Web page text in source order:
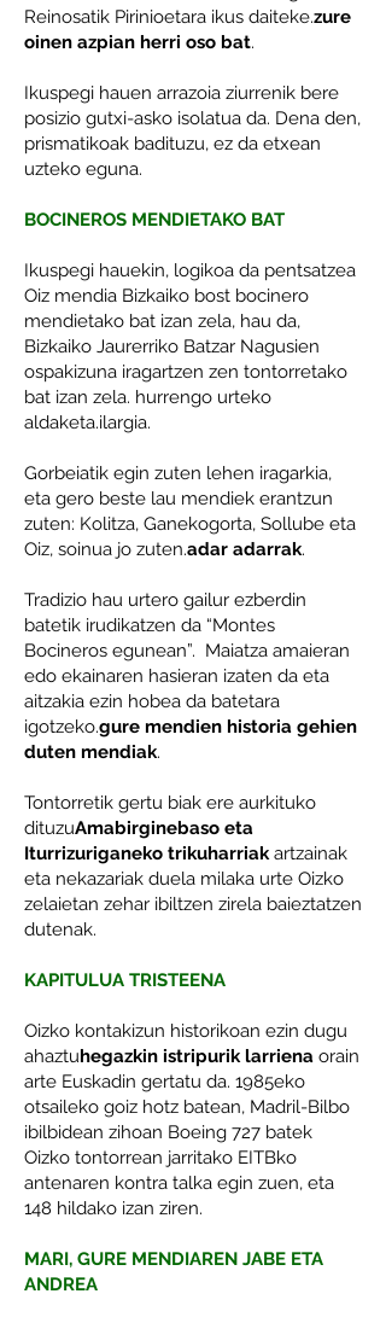
Reinosatik Pirinioetara ikus daiteke.zure
oinen azpian herri oso bat.
Ikuspegi hauen arrazoia ziurrenik bere
posizio gutxi-asko isolatua da. Dena den,
prismatikoak badituzu, ez da etxean
uzteko eguna.
BOCINEROS MENDIETAKO BAT
Ikuspegi hauekin, logikoa da pentsatzea
Oiz mendia Bizkaiko bost bocinero
mendietako bat izan zela, hau da,
Bizkaiko Jaurerriko Batzar Nagusien
ospakizuna iragartzen zen tontorretako
bat izan zela. hurrengo urteko
aldaketa.ilargia.
Gorbeiatik egin zuten lehen iragarkia,
eta gero beste lau mendiek erantzun
zuten: Kolitza, Ganekogorta, Sollube eta
Oiz, soinua jo zuten.adar adarrak.
Tradizio hau urtero gailur ezberdin
batetik irudikatzen da “Montes
Bocineros egunean”. Maiatza amaieran
edo ekainaren hasieran izaten da eta
aitzakia ezin hobea da batetara
igotzeko.gure mendien historia gehien
duten mendiak.
Tontorretik gertu biak ere aurkituko
dituzuAmabirginebaso eta
Iturrizuriganeko trikuharriakartzainak
eta nekazariak duela milaka urte Oizko
zelaietan zehar ibiltzen zirela baieztatzen
dutenak.
KAPITULUA TRISTEENA
Oizko kontakizun historikoan ezin dugu
ahaztuhegazkin istripurik larriena orain
arte Euskadin gertatu da. 1985eko
otsaileko goiz hotz batean, Madril-Bilbo
ibilbidean zihoan Boeing 727 batek
Oizko tontorrean jarritako EITBko
antenaren kontra talka egin zuen, eta
148 hildako izan ziren.
MARI, GURE MENDIAREN JABE ETA
ANDREA